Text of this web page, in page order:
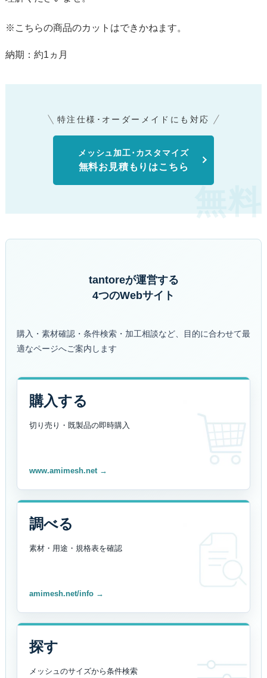
※こちらの商品のカットはできかねます。
納期：約1ヵ月
メッシュ加工･カスタマイズ
無料お見積もりはこちら
特注仕様･オーダーメイドにも対応
tantoreが運営する
4つのWebサイト
購入・素材確認・条件検索・加工相談など、目的に合わせて最
適なページへご案内します
購入する
切り売り・既製品の即時購入
www.amimesh.net →
調べる
素材・用途・規格表を確認
amimesh.net/info →
探す
メッシュのサイズから条件検索